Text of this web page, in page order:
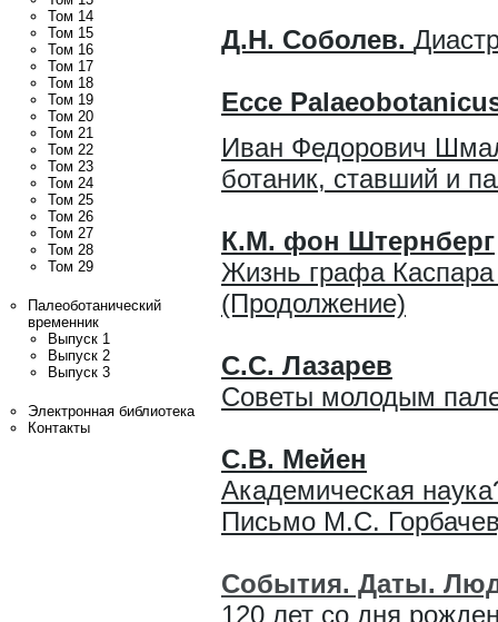
Том 14
Том 15
Том 16
Том 17
Том 18
Том 19
Том 20
Том 21
Том 22
Том 23
Том 24
Том 25
Том 26
Том 27
Том 28
Том 29
Палеоботанический
временник
Выпуск 1
Выпуск 2
Выпуск 3
Электронная библиотека
Контакты
Д.Н. Соболев.
Ecce
Иван Федорович
ботаник, ставший и
К.М. фон Штернберг
Жизнь графа
(Продолжение)
С.С. Лазарев
Советы молодым
С.В. Мейен
Академическая
Письмо М.С.
События. Даты.
120 лет со дня